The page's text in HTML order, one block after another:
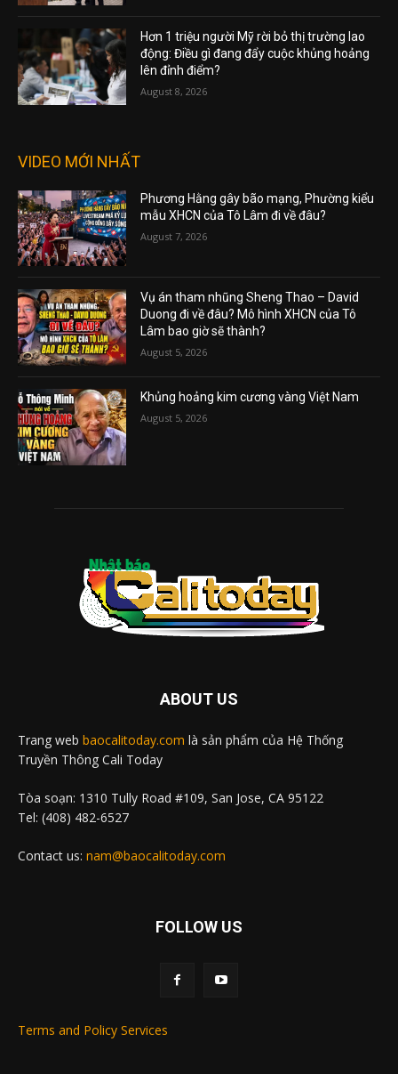
Hơn 1 triệu người Mỹ rời bỏ thị trường lao
động: Điều gì đang đẩy cuộc khủng hoảng
lên đỉnh điểm?
August 8, 2026
VIDEO MỚI NHẤT
Phương Hằng gây bão mạng, Phường kiểu
mẫu XHCN của Tô Lâm đi về đâu?
August 7, 2026
Vụ án tham nhũng Sheng Thao – David
Duong đi về đâu? Mô hình XHCN của Tô
Lâm bao giờ sẽ thành?
August 5, 2026
Khủng hoảng kim cương vàng Việt Nam
August 5, 2026
ABOUT US
Trang web baocalitoday.com là sản phẩm của Hệ Thống
Truyền Thông Cali Today
Tòa soạn: 1310 Tully Road #109, San Jose, CA 95122
Tel: (408) 482-6527
Contact us: nam@baocalitoday.com
FOLLOW US
Terms and Policy Services